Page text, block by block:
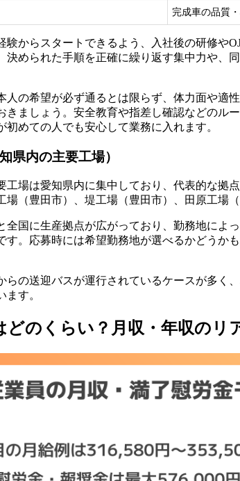
完成車の品質
験からスタートできるよう、入社後の研修や
決められた手順を正確に繰り返す集中力や、
人の希望が必ず通るとは限らず、体力面や適
きましょう。安全教育や指差し確認などのル
初めての人でも安心して業務に入れます。
県内の主要工場）
工場は愛知県内に集中しており、代表的な拠
場（豊田市）、堤工場（豊田市）、田原工場
全国に生産拠点が広がっており、勤務地によ
す。応募時には希望勤務地が選べるかどうか
らの送迎バスが運行されているケースが多く
ます。
どのくらい？月収・年収のリ